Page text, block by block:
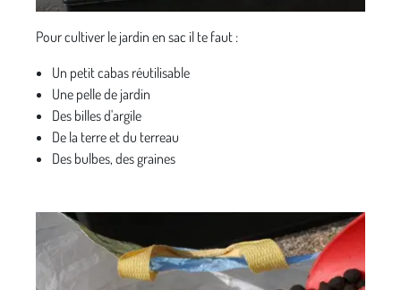
Pour cultiver le jardin en sac il te faut :
Un petit cabas réutilisable
Une pelle de jardin
Des billes d'argile
De la terre et du terreau
Des bulbes, des graines